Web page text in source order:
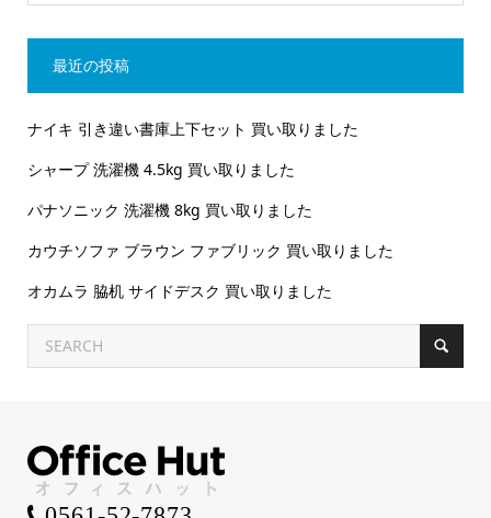
最近の投稿
ナイキ 引き違い書庫上下セット 買い取りました
シャープ 洗濯機 4.5kg 買い取りました
パナソニック 洗濯機 8kg 買い取りました
カウチソファ ブラウン ファブリック 買い取りました
オカムラ 脇机 サイドデスク 買い取りました